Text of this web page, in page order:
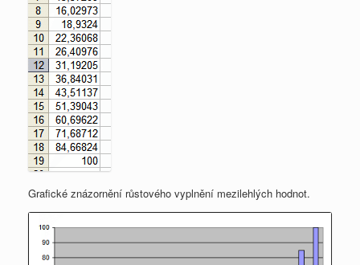
Grafické znázornění růstového vyplnění mezilehlých hodnot.